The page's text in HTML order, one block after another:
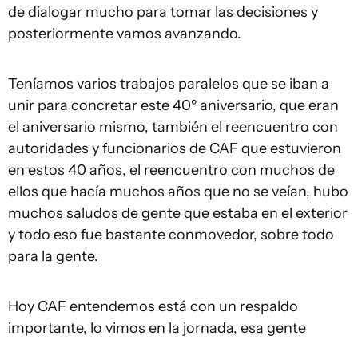
de dialogar mucho para tomar las decisiones y
posteriormente vamos avanzando.
Teníamos varios trabajos paralelos que se iban a
unir para concretar este 40º aniversario, que eran
el aniversario mismo, también el reencuentro con
autoridades y funcionarios de CAF que estuvieron
en estos 40 años, el reencuentro con muchos de
ellos que hacía muchos años que no se veían, hubo
muchos saludos de gente que estaba en el exterior
y todo eso fue bastante conmovedor, sobre todo
para la gente.
Hoy CAF entendemos está con un respaldo
importante, lo vimos en la jornada, esa gente